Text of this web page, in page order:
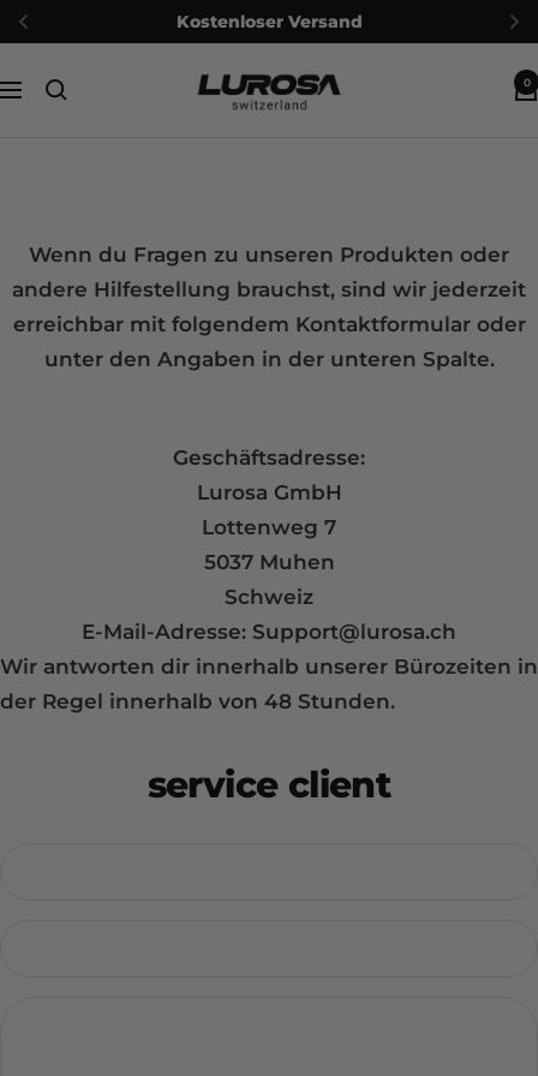
Kostenloser Versand
au
Navigation
Lurosa 0
Wenn du Fragen zu unseren Produkten oder
andere Hilfestellung brauchst, sind wir jederzeit
erreichbar mit folgendem Kontaktformular oder
unter den Angaben in der unteren Spalte.
Geschäftsadresse:
Lurosa GmbH
Lottenweg 7
5037 Muhen
Schweiz
E-Mail-Adresse: Support@lurosa.ch
Wir antworten dir innerhalb unserer Bürozeiten in
der Regel innerhalb von 48 Stunden.
service client